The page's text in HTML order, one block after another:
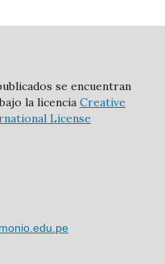
se encuentran
la licencia Creative
License